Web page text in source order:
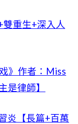
雙重生+深入人
》作者：Miss
是律師】
炎【長篇+百萬